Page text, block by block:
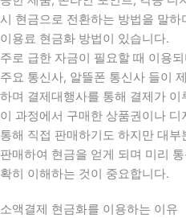
시 현금으로 전환하는 방법을 말
이용료 현금화 방법이 있습니다.
주로 급한 자금이 필요할 때 이용
주요 통신사, 알뜰폰 통신사 들이
하며 결제대행사를 통해 결제가 이
이 과정에서 구매한 상품권이나
통해 직접 판매하기도 하지만 대
판매하여 현금을 얻게 되며 미리
확히 이해하는 것이 중요합니다.
소액결제 현금화를 이용하는 이유